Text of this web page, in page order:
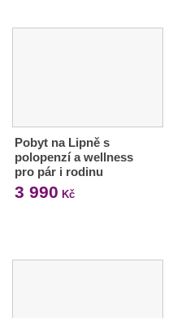
Pobyt na Lipně s
polopenzí a wellness
pro pár i rodinu
3 990 Kč